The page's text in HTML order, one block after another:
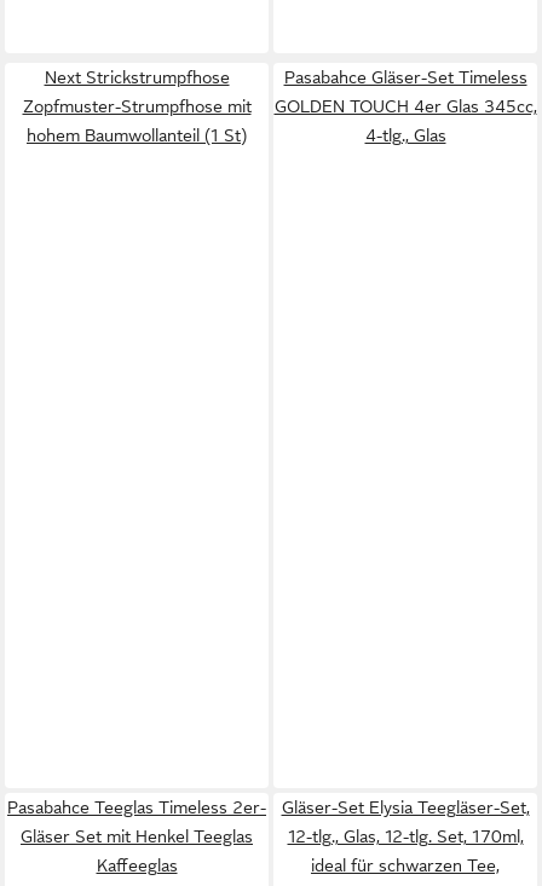
Next Strickstrumpfhose
Zopfmuster-Strumpfhose mit
hohem Baumwollanteil (1 St)
Pasabahce Gläser-Set Timeless
GOLDEN TOUCH 4er Glas 345cc,
4-tlg., Glas
Pasabahce Teeglas Timeless 2er-
Gläser Set mit Henkel Teeglas
Kaffeeglas
Gläser-Set Elysia Teegläser-Set,
12-tlg., Glas, 12-tlg. Set, 170ml,
ideal für schwarzen Tee,